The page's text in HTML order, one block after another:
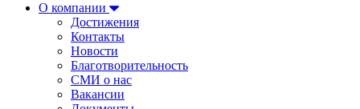
О компании
Достижения
Контакты
Новости
Благотворительность
СМИ о нас
Вакансии